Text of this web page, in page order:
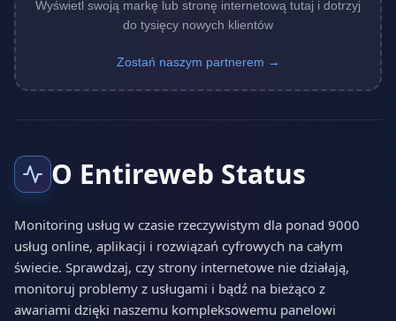
Wyświetl swoją markę lub stronę internetową tutaj i dotrzyj
do tysięcy nowych klientów
Zostań naszym partnerem →
O Entireweb Status
Monitoring usług w czasie rzeczywistym dla ponad 9000
usług online, aplikacji i rozwiązań cyfrowych na całym
świecie. Sprawdzaj, czy strony internetowe nie działają,
monitoruj problemy z usługami i bądź na bieżąco z
awariami dzięki naszemu kompleksowemu panelowi